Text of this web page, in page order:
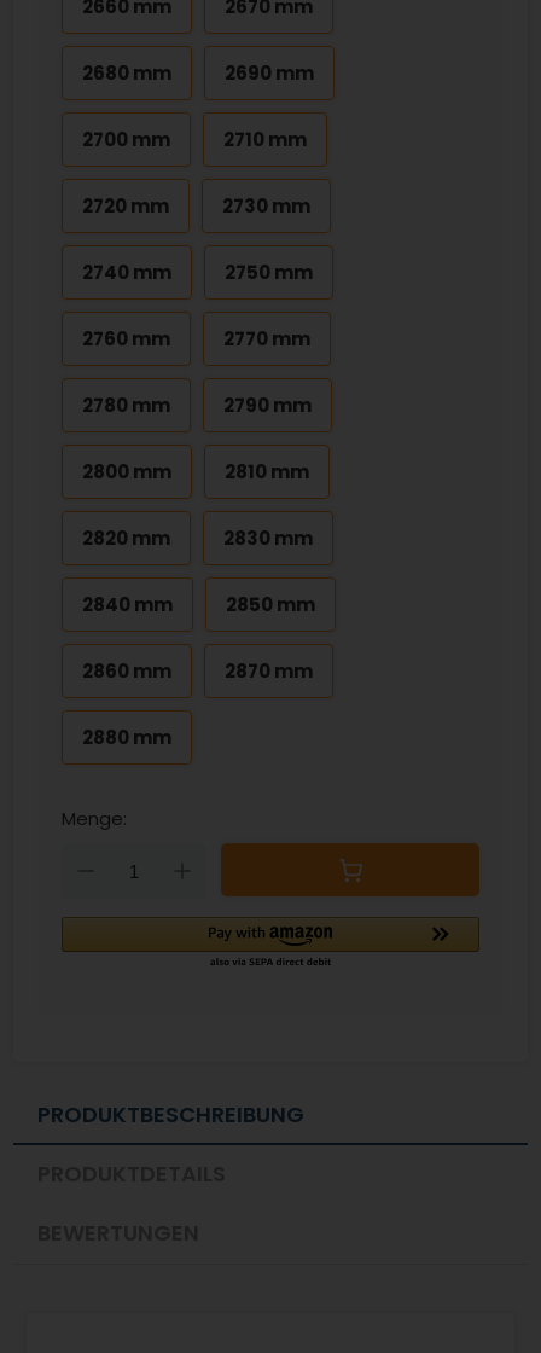
2660 mm 2670 mm
2680 mm 2690 mm
2700 mm 2710 mm
2720 mm 2730 mm
2740 mm 2750 mm
2760 mm 2770 mm
2780 mm 2790 mm
2800 mm 2810 mm
2820 mm 2830 mm
2840 mm 2850 mm
2860 mm 2870 mm
2880 mm
Menge:
Down
PRODUKTBESCHREIBUNG